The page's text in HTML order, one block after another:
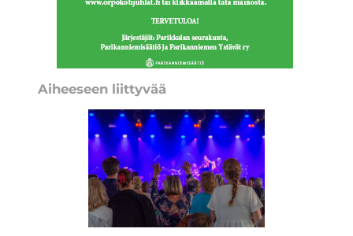
Aiheeseen liittyvää